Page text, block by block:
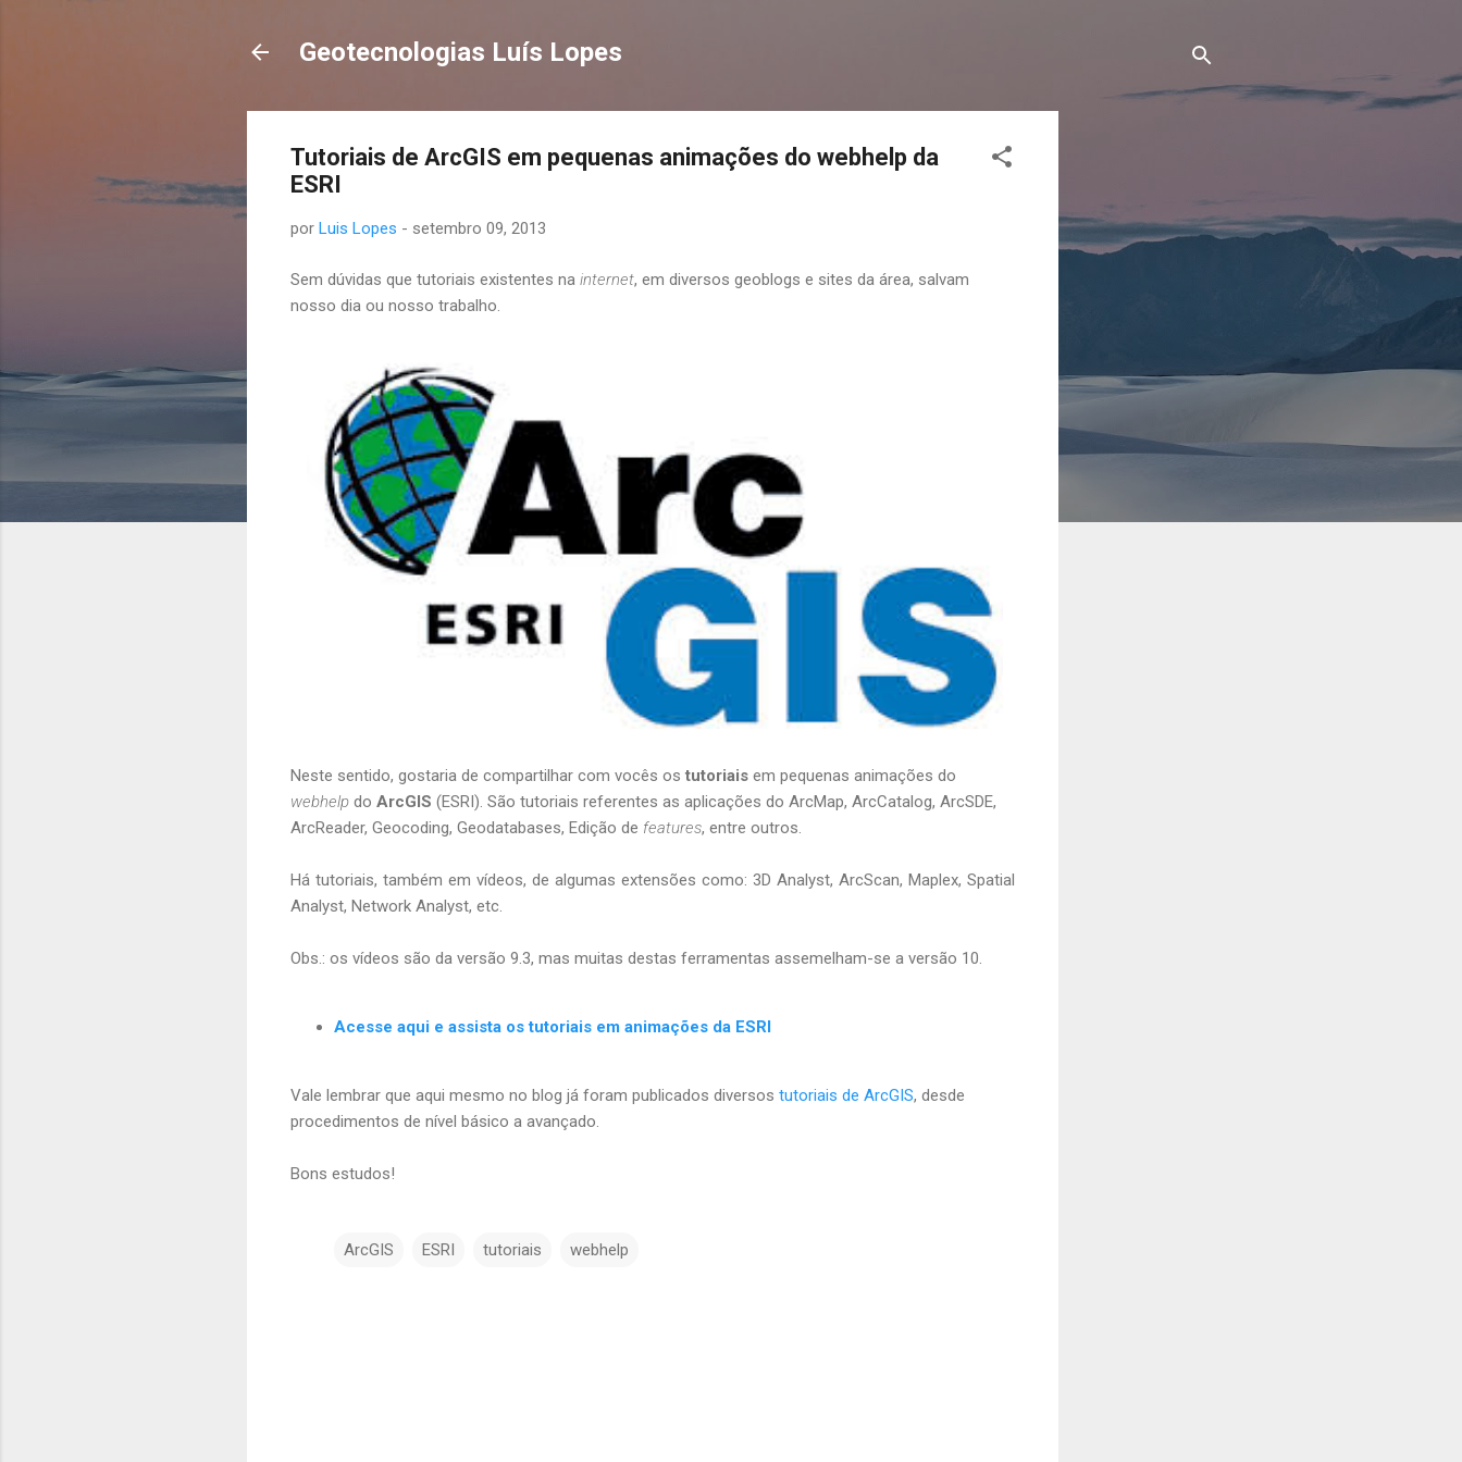
Geotecnologias Luís Lopes
Tutoriais de ArcGIS em pequenas animações do webhelp da
ESRI
por Luis Lopes - setembro 09, 2013
Sem dúvidas que tutoriais existentes na internet, em diversos geoblogs e sites da área, salvam
nosso dia ou nosso trabalho.
Neste sentido, gostaria de compartilhar com vocês os tutoriais em pequenas animações do
webhelp do ArcGIS (ESRI). São tutoriais referentes as aplicações do ArcMap, ArcCatalog, ArcSDE,
ArcReader, Geocoding, Geodatabases, Edição de features, entre outros.
Há tutoriais, também em vídeos, de algumas extensões como: 3D Analyst, ArcScan, Maplex, Spatial
Analyst, Network Analyst, etc.
Obs.: os vídeos são da versão 9.3, mas muitas destas ferramentas assemelham-se a versão 10.
Acesse aqui e assista os tutoriais em animações da ESRI
Vale lembrar que aqui mesmo no blog já foram publicados diversos tutoriais de ArcGIS, desde
procedimentos de nível básico a avançado.
Bons estudos!
ArcGIS ESRI tutoriais webhelp